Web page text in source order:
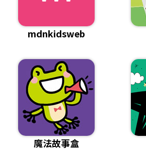
mdnkidsweb
魔法故事盒